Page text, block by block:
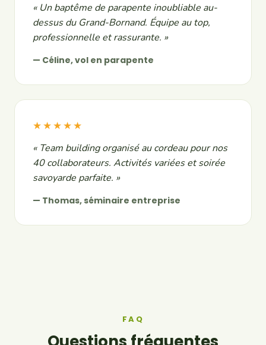
« Un baptême de parapente inoubliable au-
dessus du Grand-Bornand. Équipe au top,
professionnelle et rassurante. »
— Céline, vol en parapente
★★★★★
« Team building organisé au cordeau pour nos
40 collaborateurs. Activités variées et soirée
savoyarde parfaite. »
— Thomas, séminaire entreprise
FAQ